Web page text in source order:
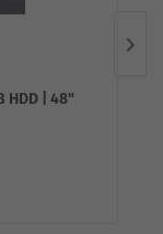
HDD | 48"